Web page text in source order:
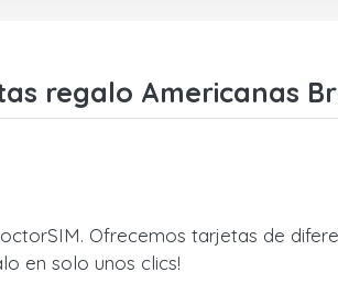
regalo Americanas
Ofrecemos tarjetas de
en solo unos clics!